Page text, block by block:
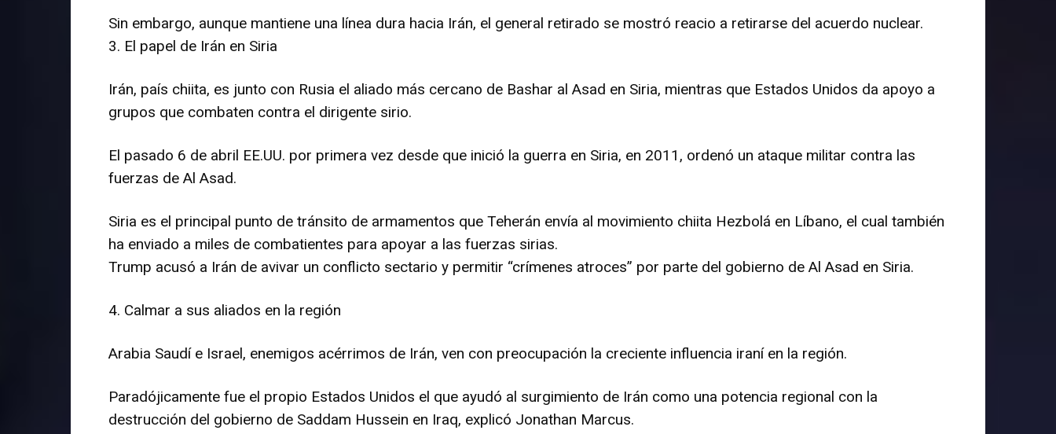
Sin embargo, aunque mantiene una línea dura hacia Irán, el general retirado se mostró reacio a retirarse del acuerdo nuclear.
3. El papel de Irán en Siria
Irán, país chiita, es junto con Rusia el aliado más cercano de Bashar al Asad en Siria, mientras que Estados Unidos da apoyo a
grupos que combaten contra el dirigente sirio.
El pasado 6 de abril EE.UU. por primera vez desde que inició la guerra en Siria, en 2011, ordenó un ataque militar contra las
fuerzas de Al Asad.
Siria es el principal punto de tránsito de armamentos que Teherán envía al movimiento chiita Hezbolá en Líbano, el cual también
ha enviado a miles de combatientes para apoyar a las fuerzas sirias.
Trump acusó a Irán de avivar un conflicto sectario y permitir “crímenes atroces” por parte del gobierno de Al Asad en Siria.
4. Calmar a sus aliados en la región
Arabia Saudí e Israel, enemigos acérrimos de Irán, ven con preocupación la creciente influencia iraní en la región.
Paradójicamente fue el propio Estados Unidos el que ayudó al surgimiento de Irán como una potencia regional con la
destrucción del gobierno de Saddam Hussein en Iraq, explicó Jonathan Marcus.